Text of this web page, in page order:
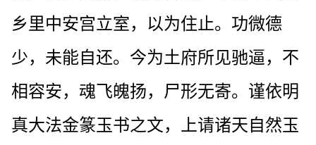
乡里中安宫立室，以为住止。功微德
少，未能自还。今为土府所见驰逼，不
相容安，魂飞魄扬，尸形无寄。谨依明
真大法金篆玉书之文，上请诸天自然玉